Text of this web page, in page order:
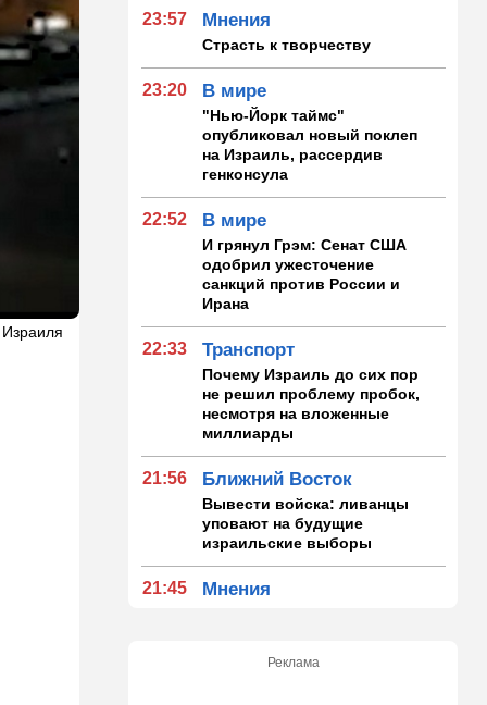
23:57 Мнения
Страсть к творчеству
23:20 В мире
"Нью-Йорк таймс"
опубликовал новый поклеп
на Израиль, рассердив
генконсула
22:52 В мире
И грянул Грэм: Сенат США
одобрил ужесточение
санкций против России и
Ирана
22:33 Транспорт
Почему Израиль до сих пор
не решил проблему пробок,
несмотря на вложенные
миллиарды
21:56 Ближний Восток
Вывести войска: ливанцы
уповают на будущие
израильские выборы
21:45 Мнения
ОбществоРеклама